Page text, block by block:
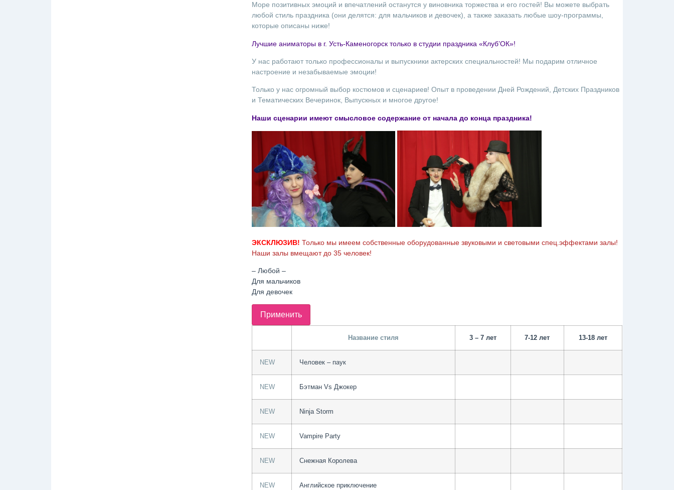
Море позитивных эмоций и впечатлений останутся у виновника торжества и его гостей! Вы можете выбрать
любой стиль праздника (они делятся: для мальчиков и девочек), а также заказать любые шоу-программы,
которые описаны ниже!
Лучшие аниматоры в г. Усть-Каменогорск только в студии праздника «Клуб’ОК»!
У нас работают только профессионалы и выпускники актерских специальностей! Мы подарим отличное
настроение и незабываемые эмоции!
Только у нас огромный выбор костюмов и сценариев! Опыт в проведении Дней Рождений, Детских Праздников
и Тематических Вечеринок, Выпускных и многое другое!
Наши сценарии имеют смысловое содержание от начала до конца праздника!
ЭКСКЛЮЗИВ! Только мы имеем собственные оборудованные звуковыми и световыми спец.эффектами залы!
Наши залы вмещают до 35 человек!
– Любой –
Для мальчиков
Для девочек
Название стиля 3 – 7 лет 7-12 лет 13-18 лет
NEW Человек – паук
NEW Бэтман Vs Джокер
NEW Ninja Storm
NEW Vampire Party
NEW Снежная Королева
NEW Английское приключение